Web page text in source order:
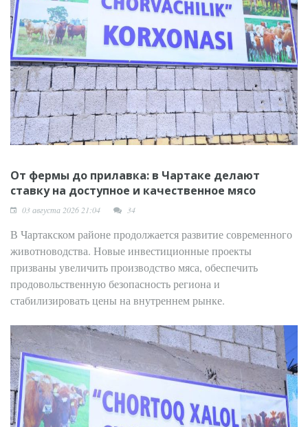
От фермы до прилавка: в Чартаке делают
ставку на доступное и качественное мясо
03 августа 2026 21:04 34
В Чартакском районе продолжается развитие современного
животноводства. Новые инвестиционные проекты
призваны увеличить производство мяса, обеспечить
продовольственную безопасность региона и
стабилизировать цены на внутреннем рынке.